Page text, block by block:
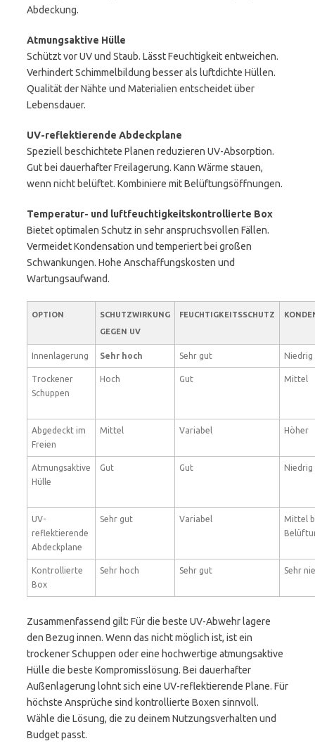
Abdeckung.
Atmungsaktive Hülle
Schützt vor UV und Staub. Lässt Feuchtigkeit entweichen.
Verhindert Schimmelbildung besser als luftdichte Hüllen.
Qualität der Nähte und Materialien entscheidet über
Lebensdauer.
UV-reflektierende Abdeckplane
Speziell beschichtete Planen reduzieren UV-Absorption.
Gut bei dauerhafter Freilagerung. Kann Wärme stauen,
wenn nicht belüftet. Kombiniere mit Belüftungsöffnungen.
Temperatur- und luftfeuchtigkeitskontrollierte Box
Bietet optimalen Schutz in sehr anspruchsvollen Fällen.
Vermeidet Kondensation und temperiert bei großen
Schwankungen. Hohe Anschaffungskosten und
Wartungsaufwand.
OPTION
SCHUTZWIRKUNG
GEGEN UV
FEUCHTIGKEITSSCHUTZ
Innenlagerung Sehr hoch Sehr gut Niedrig
Trockener
Schuppen
Hoch Gut Mittel
Abgedeckt im
Freien
Mittel Variabel Höher
Atmungsaktive
Hülle
Gut Gut Niedrig
UV-
reflektierende
Abdeckplane
Sehr gut Variabel
Mittel
Kontrollierte
Box
Sehr hoch Sehr gut Sehr
Zusammenfassend gilt: Für die beste UV-Abwehr lagere
den Bezug innen. Wenn das nicht möglich ist, ist ein
trockener Schuppen oder eine hochwertige atmungsaktive
Hülle die beste Kompromisslösung. Bei dauerhafter
Außenlagerung lohnt sich eine UV-reflektierende Plane. Für
höchste Ansprüche sind kontrollierte Boxen sinnvoll.
Wähle die Lösung, die zu deinem Nutzungsverhalten und
Budget passt.